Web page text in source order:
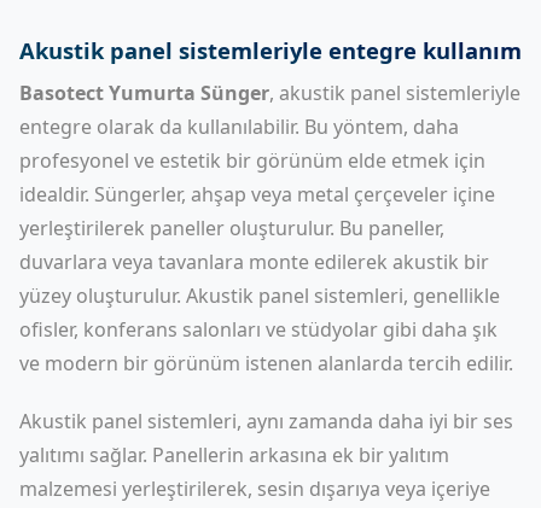
Akustik panel sistemleriyle entegre kullanım
Basotect Yumurta Sünger, akustik panel sistemleriyle
entegre olarak da kullanılabilir. Bu yöntem, daha
profesyonel ve estetik bir görünüm elde etmek için
idealdir. Süngerler, ahşap veya metal çerçeveler içine
yerleştirilerek paneller oluşturulur. Bu paneller,
duvarlara veya tavanlara monte edilerek akustik bir
yüzey oluşturulur. Akustik panel sistemleri, genellikle
ofisler, konferans salonları ve stüdyolar gibi daha şık
ve modern bir görünüm istenen alanlarda tercih edilir.
Akustik panel sistemleri, aynı zamanda daha iyi bir ses
yalıtımı sağlar. Panellerin arkasına ek bir yalıtım
malzemesi yerleştirilerek, sesin dışarıya veya içeriye